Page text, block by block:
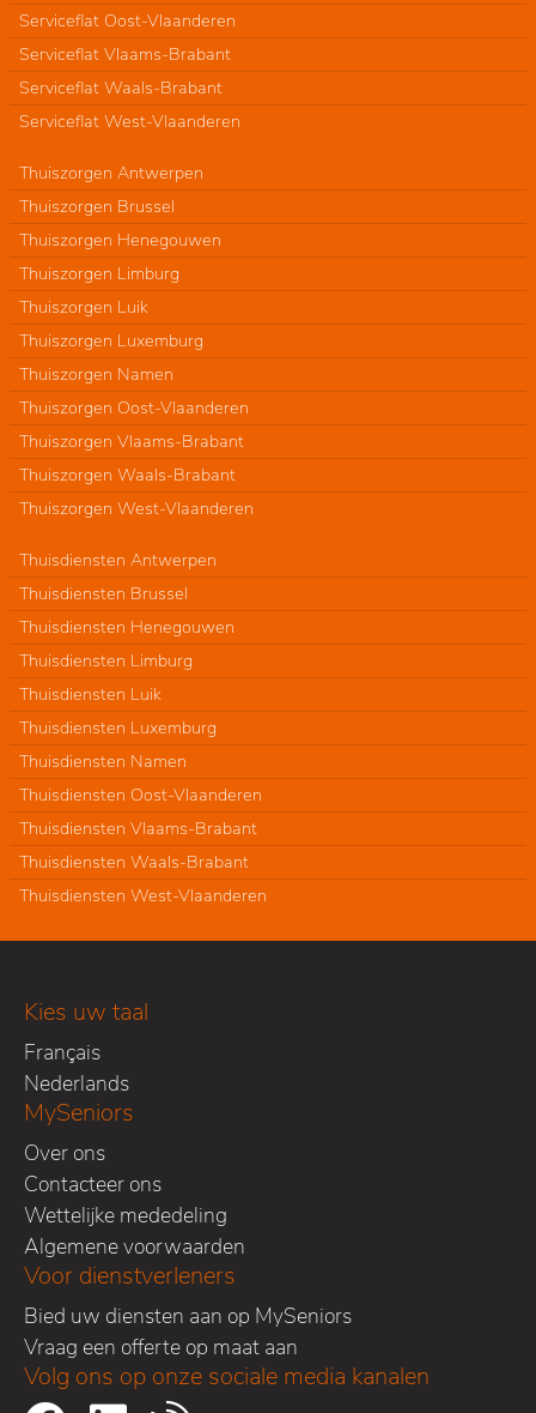
Serviceflat Oost-Vlaanderen
Serviceflat Vlaams-Brabant
Serviceflat Waals-Brabant
Serviceflat West-Vlaanderen
Thuiszorgen Antwerpen
Thuiszorgen Brussel
Thuiszorgen Henegouwen
Thuiszorgen Limburg
Thuiszorgen Luik
Thuiszorgen Luxemburg
Thuiszorgen Namen
Thuiszorgen Oost-Vlaanderen
Thuiszorgen Vlaams-Brabant
Thuiszorgen Waals-Brabant
Thuiszorgen West-Vlaanderen
Thuisdiensten Antwerpen
Thuisdiensten Brussel
Thuisdiensten Henegouwen
Thuisdiensten Limburg
Thuisdiensten Luik
Thuisdiensten Luxemburg
Thuisdiensten Namen
Thuisdiensten Oost-Vlaanderen
Thuisdiensten Vlaams-Brabant
Thuisdiensten Waals-Brabant
Thuisdiensten West-Vlaanderen
Kies uw taal
Français
Nederlands
MySeniors
Over ons
Contacteer ons
Wettelijke mededeling
Algemene voorwaarden
Voor dienstverleners
Bied uw diensten aan op MySeniors
Vraag een offerte op maat aan
Volg ons op onze sociale media kanalen